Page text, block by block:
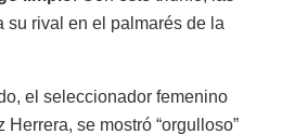
su rival en el palmarés de la
el seleccionador femenino
se mostró “orgulloso”